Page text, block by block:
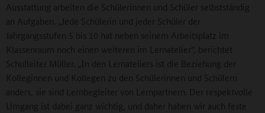
Ausstattung arbeiten die Schülerinnen und Schüler selbstständig
an Aufgaben. „Jede Schülerin und jeder Schüler der
Jahrgangsstufen 5 bis 10 hat neben seinem Arbeitsplatz im
Klassenraum noch einen weiteren im Lernatelier“, berichtet
Schulleiter Müller. „In den Lernateliers ist die Beziehung der
Kolleginnen und Kollegen zu den Schülerinnen und Schülern
anders, sie sind Lernbegleiter von Lernpartnern. Der respektvolle
Umgang ist dabei ganz wichtig, und daher haben wir auch feste